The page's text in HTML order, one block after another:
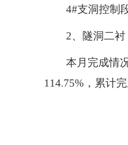
4#支洞控制
2、隧洞二衬
本月完成情
114.75%，累计